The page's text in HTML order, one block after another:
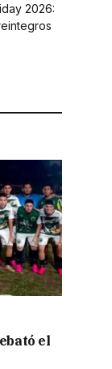
2026:
el